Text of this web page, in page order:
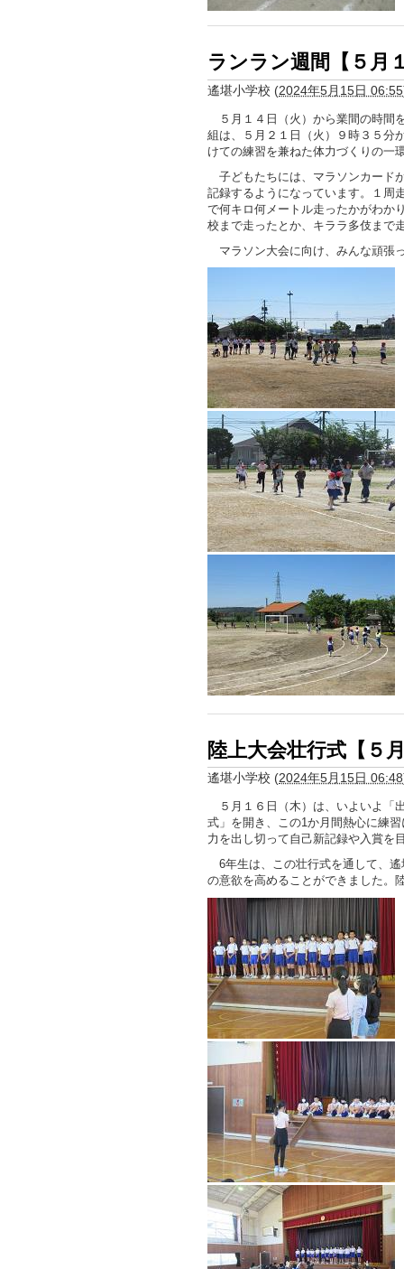
ランラン週間【５月
遙堪小学校 (2024年5月15日 06:55
５月１４日（火）から業間の時間
組は、５月２１日（火）９時３５分
けての練習を兼ねた体力づくりの一
子どもたちには、マラソンカード
記録するようになっています。１周
で何キロ何メートル走ったかがわか
校まで走ったとか、キララ多伎まで
マラソン大会に向け、みんな頑張
陸上大会壮行式【５
遙堪小学校 (2024年5月15日 06:48
５月１６日（木）は、いよいよ「
式」を開き、この1か月間熱心に練
力を出し切って自己新記録や入賞を
6年生は、この壮行式を通して、
の意欲を高めることができました。